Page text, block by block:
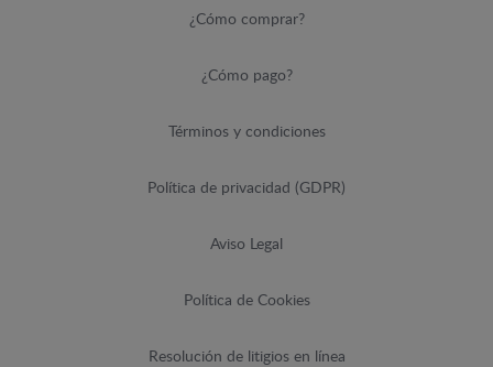
¿Cómo comprar?
¿Cómo pago?
Términos y condiciones
Política de privacidad (GDPR)
Aviso Legal
Política de Cookies
Resolución de litigios en línea